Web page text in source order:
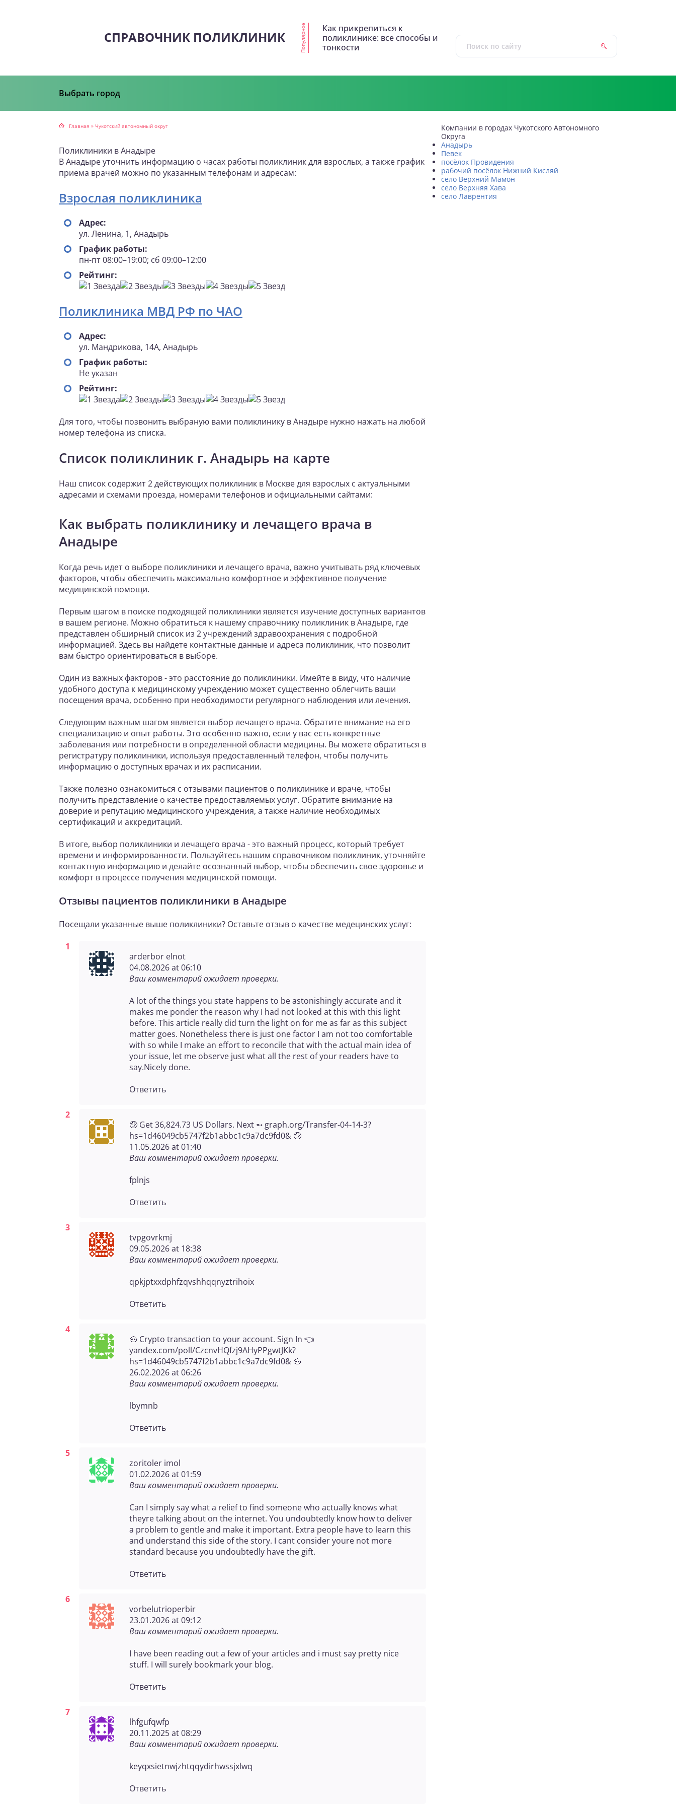
СПРАВОЧНИК ПОЛИКЛИНИК Популярное
Как прикрепиться к
поликлинике: все способы и
тонкости
Выбрать город
Главная » Чукотский автономный округ
Поликлиники в Анадыре
В Анадыре уточнить информацию о часах работы поликлиник для взрослых, а также график
приема врачей можно по указанным телефонам и адресам:
Взрослая поликлиника
Адрес:
ул. Ленина, 1, Анадырь
График работы:
пн-пт 08:00–19:00; сб 09:00–12:00
Рейтинг:
Поликлиника МВД РФ по ЧАО
Адрес:
ул. Мандрикова, 14А, Анадырь
График работы:
Не указан
Рейтинг:
Для того, чтобы позвонить выбраную вами поликлинику в Анадыре нужно нажать на любой
номер телефона из списка.
Список поликлиник г. Анадырь на карте
Наш список содержит 2 действующих поликлиник в Москве для взрослых с актуальными
адресами и схемами проезда, номерами телефонов и официальными сайтами:
Как выбрать поликлинику и лечащего врача в
Анадыре
Когда речь идет о выборе поликлиники и лечащего врача, важно учитывать ряд ключевых
факторов, чтобы обеспечить максимально комфортное и эффективное получение
медицинской помощи.
Первым шагом в поиске подходящей поликлиники является изучение доступных вариантов
в вашем регионе. Можно обратиться к нашему справочнику поликлиник в Анадыре, где
представлен обширный список из 2 учреждений здравоохранения с подробной
информацией. Здесь вы найдете контактные данные и адреса поликлиник, что позволит
вам быстро ориентироваться в выборе.
Один из важных факторов - это расстояние до поликлиники. Имейте в виду, что наличие
удобного доступа к медицинскому учреждению может существенно облегчить ваши
посещения врача, особенно при необходимости регулярного наблюдения или лечения.
Следующим важным шагом является выбор лечащего врача. Обратите внимание на его
специализацию и опыт работы. Это особенно важно, если у вас есть конкретные
заболевания или потребности в определенной области медицины. Вы можете обратиться в
регистратуру поликлиники, используя предоставленный телефон, чтобы получить
информацию о доступных врачах и их расписании.
Также полезно ознакомиться с отзывами пациентов о поликлинике и враче, чтобы
получить представление о качестве предоставляемых услуг. Обратите внимание на
доверие и репутацию медицинского учреждения, а также наличие необходимых
сертификаций и аккредитаций.
В итоге, выбор поликлиники и лечащего врача - это важный процесс, который требует
времени и информированности. Пользуйтесь нашим справочником поликлиник, уточняйте
контактную информацию и делайте осознанный выбор, чтобы обеспечить свое здоровье и
комфорт в процессе получения медицинской помощи.
Отзывы пациентов поликлиники в Анадыре
Посещали указанные выше поликлиники? Оставьте отзыв о качестве медецинских услуг:
arderbor elnot
04.08.2026 at 06:10
Ваш комментарий ожидает проверки.
A lot of the things you state happens to be astonishingly accurate and it
makes me ponder the reason why I had not looked at this with this light
before. This article really did turn the light on for me as far as this subject
matter goes. Nonetheless there is just one factor I am not too comfortable
with so while I make an effort to reconcile that with the actual main idea of
your issue, let me observe just what all the rest of your readers have to
say.Nicely done.
Ответить
🤑 Get 36,824.73 US Dollars. Next ➵ graph.org/Transfer-04-14-3?
hs=1d46049cb5747f2b1abbc1c9a7dc9fd0& 🤑
11.05.2026 at 01:40
Ваш комментарий ожидает проверки.
fplnjs
Ответить
tvpgovrkmj
09.05.2026 at 18:38
Ваш комментарий ожидает проверки.
qpkjptxxdphfzqvshhqqnyztrihoix
Ответить
🐽 Crypto transaction to your account. Sign In 👈
yandex.com/poll/CzcnvHQfzj9AHyPPgwtJKk?
hs=1d46049cb5747f2b1abbc1c9a7dc9fd0& 🐽
26.02.2026 at 06:26
Ваш комментарий ожидает проверки.
lbymnb
Ответить
zoritoler imol
01.02.2026 at 01:59
Ваш комментарий ожидает проверки.
Can I simply say what a relief to find someone who actually knows what
theyre talking about on the internet. You undoubtedly know how to deliver
a problem to gentle and make it important. Extra people have to learn this
and understand this side of the story. I cant consider youre not more
standard because you undoubtedly have the gift.
Ответить
vorbelutrioperbir
23.01.2026 at 09:12
Ваш комментарий ожидает проверки.
I have been reading out a few of your articles and i must say pretty nice
stuff. I will surely bookmark your blog.
Ответить
lhfgufqwfp
20.11.2025 at 08:29
Ваш комментарий ожидает проверки.
keyqxsietnwjzhtqqydirhwssjxlwq
Ответить
Компании в городах Чукотского Автономного
Округа
Анадырь
Певек
посёлок Провидения
рабочий посёлок Нижний Кисляй
село Верхний Мамон
село Верхняя Хава
село Лаврентия